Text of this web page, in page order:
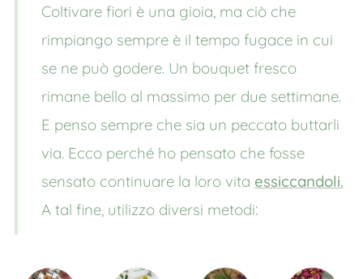
Coltivare fiori è una gioia, ma ciò che
rimpiango sempre è il tempo fugace in cui
se ne può godere. Un bouquet fresco
rimane bello al massimo per due settimane.
E penso sempre che sia un peccato buttarli
via. Ecco perché ho pensato che fosse
sensato continuare la loro vita essiccandoli.
A tal fine, utilizzo diversi metodi: